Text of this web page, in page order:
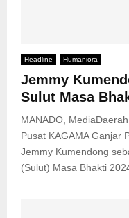
Headline Humaniora
Jemmy
Sulut Masa
MANADO,
Pusat KAGAMA Ganjar
Jemmy Kumendong
(Sulut) Masa Bhakti